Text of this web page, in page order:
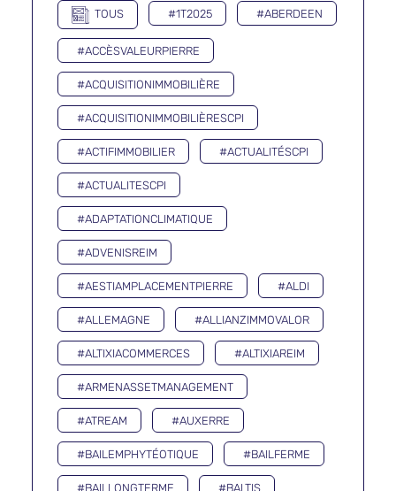
TOUS #1T2025 #ABERDEEN
#ACCÈSVALEURPIERRE
#ACQUISITIONIMMOBILIÈRE
#ACQUISITIONIMMOBILIÈRESCPI
#ACTIFIMMOBILIER #ACTUALITÉSCPI
#ACTUALITESCPI
#ADAPTATIONCLIMATIQUE
#ADVENISREIM
#AESTIAMPLACEMENTPIERRE #ALDI
#ALLEMAGNE #ALLIANZIMMOVALOR
#ALTIXIACOMMERCES #ALTIXIAREIM
#ARMENASSETMANAGEMENT
#ATREAM #AUXERRE
#BAILEMPHYTÉOTIQUE #BAILFERME
#BAILLONGTERME #BALTIS